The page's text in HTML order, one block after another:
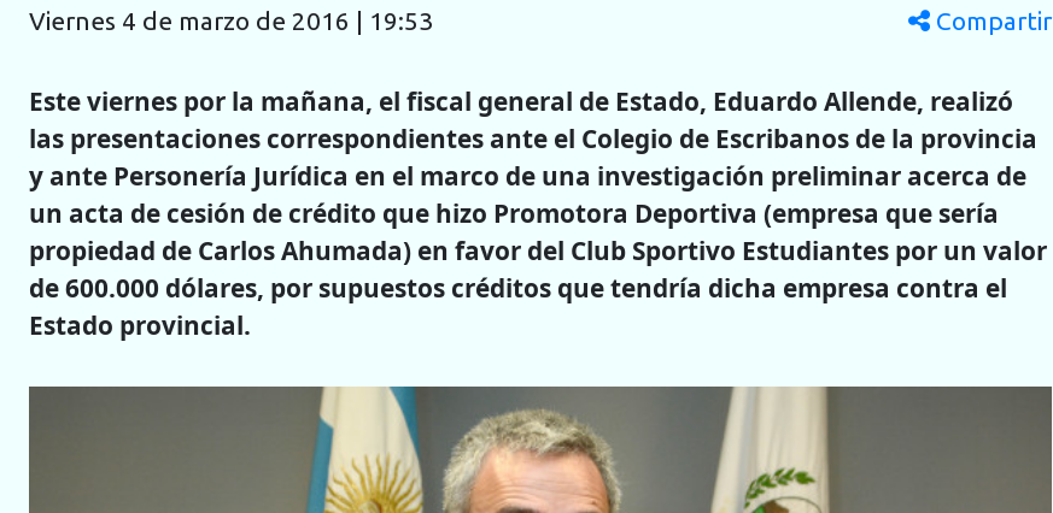
viernes 4 de marzo de 2016 | 19:53 Compartir
Este viernes por la mañana, el fiscal general de Estado, Eduardo Allende, realizó
las presentaciones correspondientes ante el Colegio de Escribanos de la provincia
y ante Personería Jurídica en el marco de una investigación preliminar acerca de
un acta de cesión de crédito que hizo Promotora Deportiva (empresa que sería
propiedad de Carlos Ahumada) en favor del Club Sportivo Estudiantes por un valor
de 600.000 dólares, por supuestos créditos que tendría dicha empresa contra el
Estado provincial.